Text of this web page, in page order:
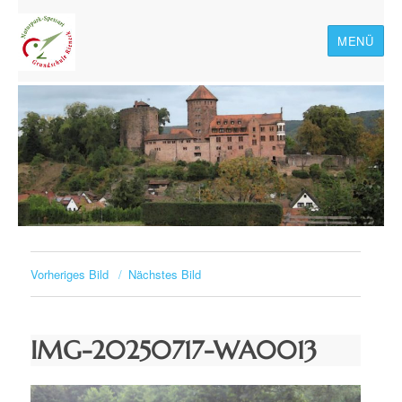
MENÜ
Vorheriges Bild Nächstes Bild
IMG-20250717-WA0013